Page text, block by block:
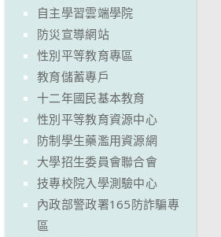
自主學習雲端學院
防災宣導網站
性別平等教育專區
教育儲蓄專戶
十二年國民基本教育
性別平等教育資源中心
防制學生藥濫用資源網
大學招生委員會聯合會
技專校院入學測驗中心
內政部警政署165防詐騙專
區